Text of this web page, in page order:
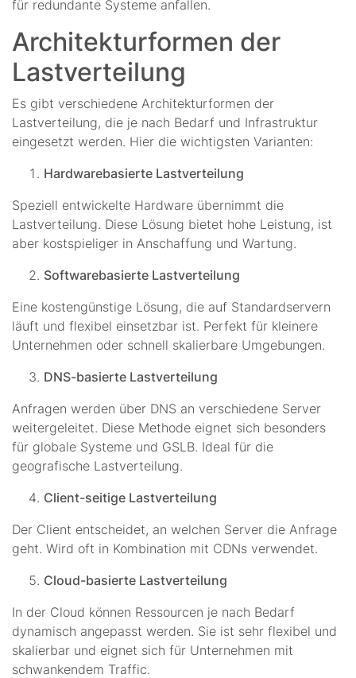
für redundante Systeme anfallen.
Architekturformen der
Lastverteilung
Es gibt verschiedene Architekturformen der
Lastverteilung, die je nach Bedarf und Infrastruktur
eingesetzt werden. Hier die wichtigsten Varianten:
Hardwarebasierte Lastverteilung
Speziell entwickelte Hardware übernimmt die
Lastverteilung. Diese Lösung bietet hohe Leistung, ist
aber kostspieliger in Anschaffung und Wartung.
Softwarebasierte Lastverteilung
Eine kostengünstige Lösung, die auf Standardservern
läuft und flexibel einsetzbar ist. Perfekt für kleinere
Unternehmen oder schnell skalierbare Umgebungen.
DNS-basierte Lastverteilung
Anfragen werden über DNS an verschiedene Server
weitergeleitet. Diese Methode eignet sich besonders
für globale Systeme und GSLB. Ideal für die
geografische Lastverteilung.
Client-seitige Lastverteilung
Der Client entscheidet, an welchen Server die Anfrage
geht. Wird oft in Kombination mit CDNs verwendet.
Cloud-basierte Lastverteilung
In der Cloud können Ressourcen je nach Bedarf
dynamisch angepasst werden. Sie ist sehr flexibel und
skalierbar und eignet sich für Unternehmen mit
schwankendem Traffic.